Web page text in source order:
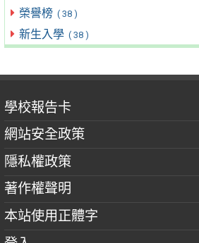
榮譽榜 ( 38 )
新生入學 ( 38 )
學校報告卡
網站安全政策
隱私權政策
著作權聲明
本站使用正體字